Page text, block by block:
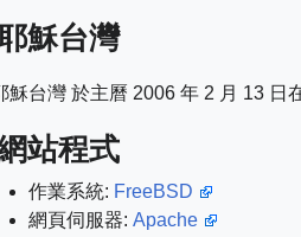
穌台灣
穌台灣 於主曆 2006 年 2 月 13 日
站程式
作業系統: FreeBSD
網頁伺服器: Apache